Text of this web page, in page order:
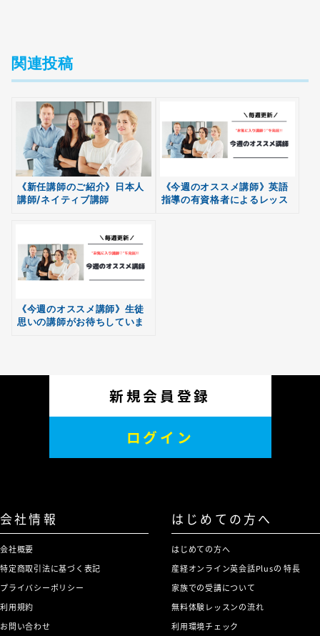
関連投稿
《新任講師のご紹介》日本人
講師/ネイティブ講師
《今週のオススメ講師》英語
指導の有資格者によるレッス
《今週のオススメ講師》生徒
思いの講師がお待ちしていま
無料
新規会員登録
ログイン
会社情報
会社概要
特定商取引法に基づく表記
プライバシーポリシー
利用規約
お問い合わせ
はじめての方へ
はじめての方へ
産経オンライン英会話Plusの 特長
家族での受講について
無料体験レッスンの流れ
利用環境チェック